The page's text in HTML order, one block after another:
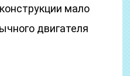
мало
двигателя